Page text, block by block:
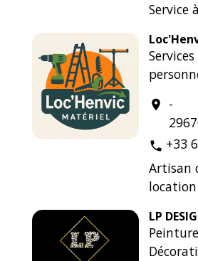
Service
location_on
-
phone +33
Artisan
LP